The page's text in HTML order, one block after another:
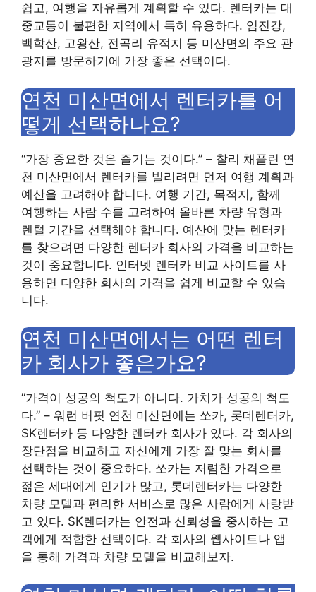
쉽고, 여행을 자유롭게 계획할 수 있다. 렌터카는 대
중교통이 불편한 지역에서 특히 유용하다. 임진강,
백학산, 고왕산, 전곡리 유적지 등 미산면의 주요 관
광지를 방문하기에 가장 좋은 선택이다.
연천 미산면에서 렌터카를 어
떻게 선택하나요?
“가장 중요한 것은 즐기는 것이다.” – 찰리 채플린 연
천 미산면에서 렌터카를 빌리려면 먼저 여행 계획과
예산을 고려해야 합니다. 여행 기간, 목적지, 함께
여행하는 사람 수를 고려하여 올바른 차량 유형과
렌털 기간을 선택해야 합니다. 예산에 맞는 렌터카
를 찾으려면 다양한 렌터카 회사의 가격을 비교하는
것이 중요합니다. 인터넷 렌터카 비교 사이트를 사
용하면 다양한 회사의 가격을 쉽게 비교할 수 있습
니다.
연천 미산면에서는 어떤 렌터
카 회사가 좋은가요?
“가격이 성공의 척도가 아니다. 가치가 성공의 척도
다.” – 워런 버핏 연천 미산면에는 쏘카, 롯데렌터카,
SK렌터카 등 다양한 렌터카 회사가 있다. 각 회사의
장단점을 비교하고 자신에게 가장 잘 맞는 회사를
선택하는 것이 중요하다. 쏘카는 저렴한 가격으로
젊은 세대에게 인기가 많고, 롯데렌터카는 다양한
차량 모델과 편리한 서비스로 많은 사람에게 사랑받
고 있다. SK렌터카는 안전과 신뢰성을 중시하는 고
객에게 적합한 선택이다. 각 회사의 웹사이트나 앱
을 통해 가격과 차량 모델을 비교해보자.